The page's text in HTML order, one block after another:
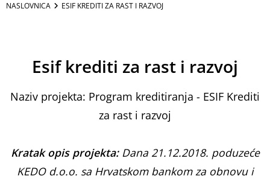
NASLOVNICA ESIF KREDITI ZA RAST I RAZVOJ
Esif krediti za rast i razvoj
Naziv projekta: Program kreditiranja - ESIF Krediti
za rast i razvoj
Kratak opis projekta: Dana 21.12.2018. poduzeće
KEDO d.o.o. sa Hrvatskom bankom za obnovu i